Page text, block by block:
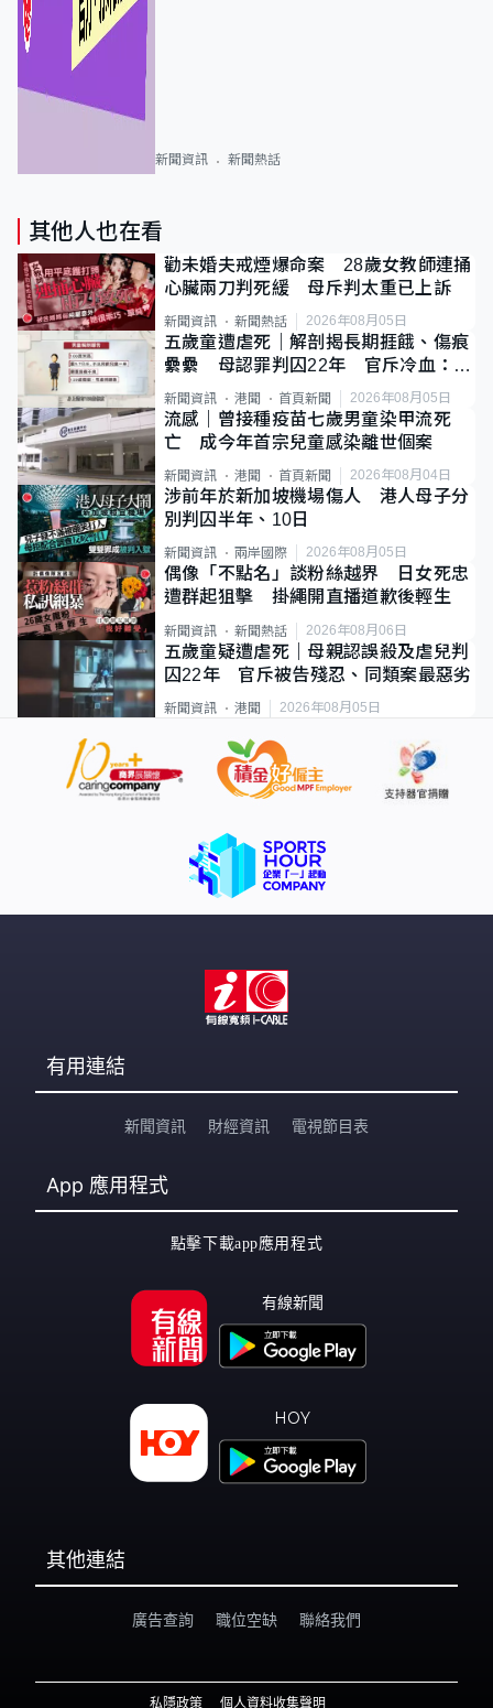
新聞資訊 新聞熱話
其他人也在看
勸未婚夫戒煙爆命案 28歲女教師連捅
心臟兩刀判死緩 母斥判太重已上訴
新聞資訊 新聞熱話 2026年08月05日
五歲童遭虐死｜解剖揭長期捱餓、傷痕
纍纍 母認罪判囚22年 官斥冷血：同
類案最惡劣
新聞資訊 港聞 首頁新聞 2026年08月05日
流感｜曾接種疫苗七歲男童染甲流死
亡 成今年首宗兒童感染離世個案
新聞資訊 港聞 首頁新聞 2026年08月04日
涉前年於新加坡機場傷人 港人母子分
別判囚半年、10日
新聞資訊 兩岸國際 2026年08月05日
偶像「不點名」談粉絲越界 日女死忠
遭群起狙擊 掛繩開直播道歉後輕生
新聞資訊 新聞熱話 2026年08月06日
五歲童疑遭虐死｜母親認誤殺及虐兒判
囚22年 官斥被告殘忍、同類案最惡劣
新聞資訊 港聞 2026年08月05日
有用連結
新聞資訊 財經資訊 電視節目表
App 應用程式
點擊下載app應用程式
有線新聞
HOY
其他連結
廣告查詢 職位空缺 聯絡我們
私隱政策 個人資料收集聲明